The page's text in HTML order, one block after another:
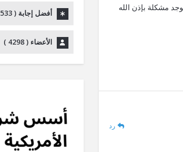
مشكلة بإذن الله
رد
أفضل إجابة (533
الأعضاء (4298
)